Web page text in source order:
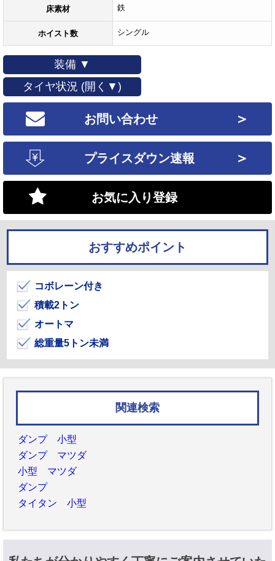
床素材 鉄
ホイスト数 シングル
装備 ▼
タイヤ状況 (開く▼)
お問い合わせ ＞
プライスダウン速報 ＞
お気に入り登録
おすすめポイント
コボレーン付き
積載2トン
オートマ
総重量5トン未満
関連検索
ダンプ 小型
ダンプ マツダ
小型 マツダ
ダンプ
タイタン 小型